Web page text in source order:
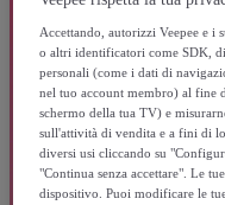
Accettando, autorizzi Veepee e i
o altri identificatori come SDK,
personali (come i dati di
nel tuo account membro) al fine
schermo della tua TV) e
sull'attività di vendita e a fini di
diversi usi cliccando su
"Continua senza accettare". Le
dispositivo. Puoi modificare le